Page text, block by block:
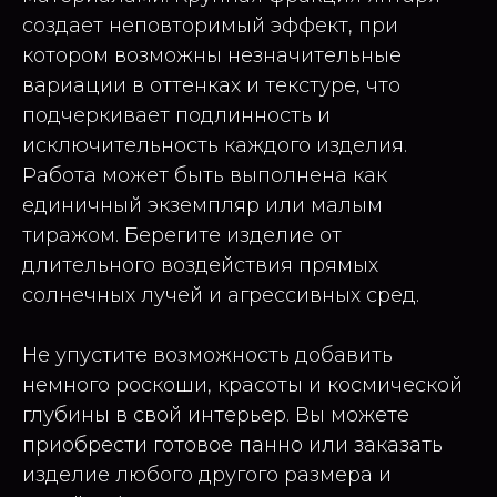
создает неповторимый эффект, при
котором возможны незначительные
вариации в оттенках и текстуре, что
подчеркивает подлинность и
исключительность каждого изделия.
Работа может быть выполнена как
единичный экземпляр или малым
тиражом. Берегите изделие от
длительного воздействия прямых
солнечных лучей и агрессивных сред.
Не упустите возможность добавить
немного роскоши, красоты и космической
глубины в свой интерьер. Вы можете
приобрести готовое панно или заказать
изделие любого другого размера и